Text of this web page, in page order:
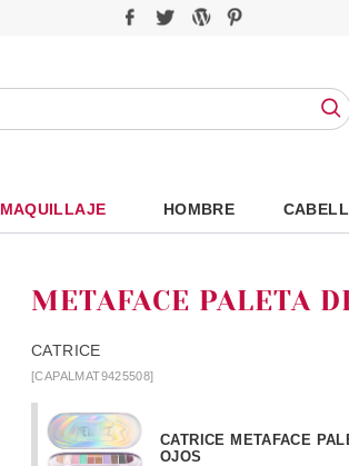
MAQUILLAJE HOMBRE
METAFACE PALETA
CATRICE
[CAPALMAT9425508]
CATRICE METAFACE
OJOS